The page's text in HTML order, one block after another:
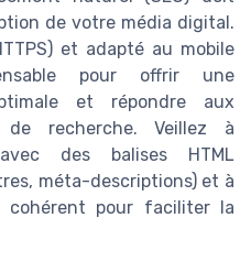
de votre média digital.
et adapté au mobile
pour offrir une
et répondre aux
de recherche. Veillez à
des balises HTML
méta-descriptions) et à
cohérent pour faciliter la